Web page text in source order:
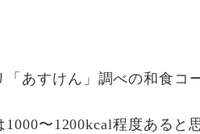
「あすけん」調べの和食コ
〜1200kcal程度あると